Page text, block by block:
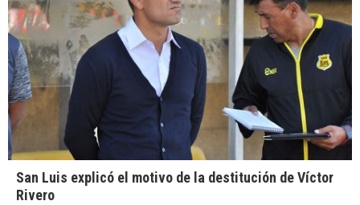
San Luis explicó el motivo de la destitución de Víctor
Rivero